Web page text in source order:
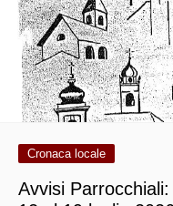
Cronaca locale
Avvisi